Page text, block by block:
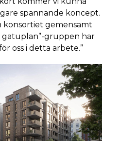
spännande koncept.
konsortiet gemensamt
gatuplan”-gruppen har
oss i detta arbete.”